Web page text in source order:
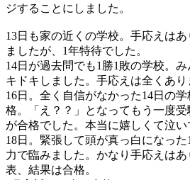
ジすることにしました。
13日も家の近くの学校。手応えは
ましたが、1年特待でした。
14日が過去問でも1勝1敗の学校。
キドキしました。手応えは全くあり
16日。全く自信がなかった14日の
格。「え？？」となってもう一度
が合格でした。本当に嬉しくて泣い
18日。緊張して頭が真っ白になっ
力で臨みました。かなり手応えは
表、結果は合格。